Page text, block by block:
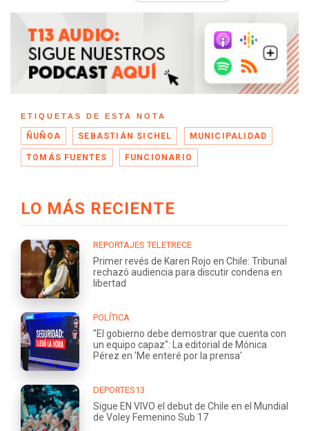
ETIQUETAS DE ESTA NOTA
ÑUÑOA SEBASTIÁN SICHEL MUNICIPALIDAD
TOMÁS FUENTES FUNCIONARIO
LO MÁS RECIENTE
REPORTAJES TELETRECE
Primer revés de Karen Rojo en Chile: Tribunal
rechazó audiencia para discutir condena en
libertad
POLÍTICA
"El gobierno debe demostrar que cuenta con
un equipo capaz": La editorial de Mónica
Pérez en 'Me enteré por la prensa'
DEPORTES13
Sigue EN VIVO el debut de Chile en el Mundial
de Voley Femenino Sub 17